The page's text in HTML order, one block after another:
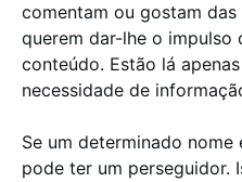
comentam ou gostam
querem dar-lhe o impulso
conteúdo. Estão lá
necessidade de
Se um determinado
pode ter um perseguidor.